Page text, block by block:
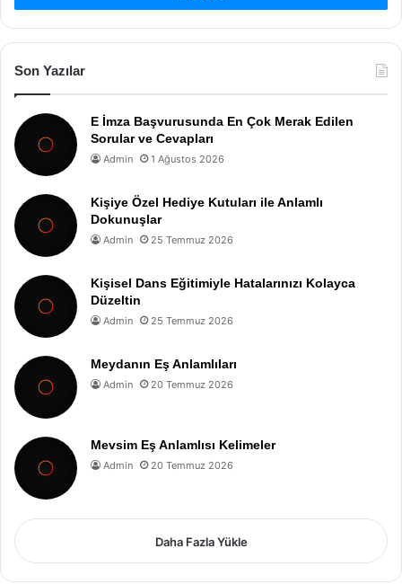
Son Yazılar
E İmza Başvurusunda En Çok Merak Edilen
Sorular ve Cevapları
Admin 1 Ağustos 2026
Kişiye Özel Hediye Kutuları ile Anlamlı
Dokunuşlar
Admin 25 Temmuz 2026
Kişisel Dans Eğitimiyle Hatalarınızı Kolayca
Düzeltin
Admin 25 Temmuz 2026
Meydanın Eş Anlamlıları
Admin 20 Temmuz 2026
Mevsim Eş Anlamlısı Kelimeler
Admin 20 Temmuz 2026
Daha Fazla Yükle